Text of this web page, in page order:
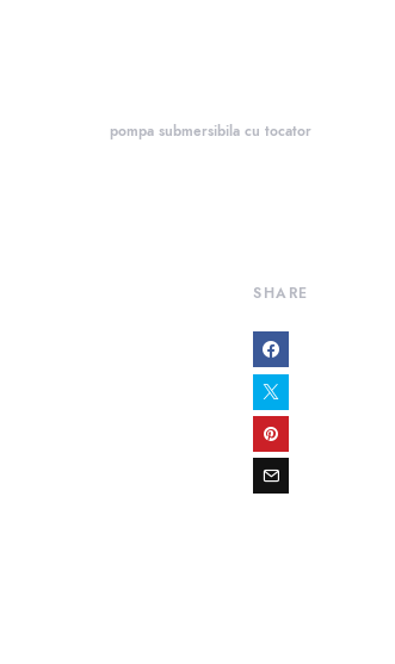
pompa submersibila cu tocator
SHARE